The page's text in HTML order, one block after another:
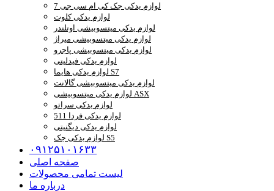
لوازم یدکی جک کی ام سی جی 7
لوازم یدکی کلوت
لوازم یدکی میتسوبیشی اوتلندر
لوازم یدکی میتسوبیشی میراژ
لوازم یدکی میتسوبیشی پاجرو
لوازم یدکی فیدلیتی
لوازم یدکی هایما S7
لوازم یدکی میتسوبیشی گالانت
لوازم یدکی میتسوبیشی ASX
لوازم یدکی سراتو
لوازم یدکی فردا 511
لوازم یدکی دیگنیتی
لوازم یدکی جک S5
۰۹۱۲۵۱۰۱۶۳۳
صفحه اصلی
لیست تمامی محصولات
درباره ما